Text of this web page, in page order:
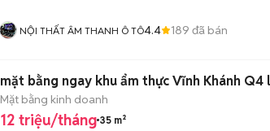
NỘI THẤT ÂM THANH Ô TÔ4.4 189 đã bán
mặt bằng ngay khu ẩm thực Vĩnh Khánh Q4
Mặt bằng kinh doanh
12 triệu/tháng 35 m²